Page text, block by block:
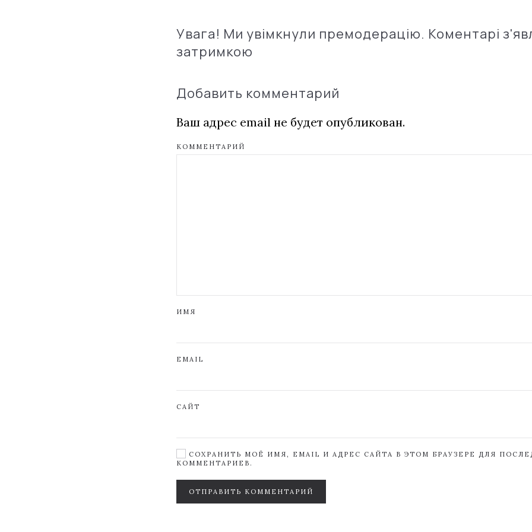
Увага! Ми увімкнули премодерацію. Коментарі
затримкою
Добавить комментарий
Ваш адрес email не будет опубликован.
КОММЕНТАРИЙ
ИМЯ
EMAIL
САЙТ
СОХРАНИТЬ МОЁ ИМЯ, EMAIL И АДРЕС САЙТА В ЭТОМ БРАУЗЕРЕ ДЛЯ
КОММЕНТАРИЕВ.
ОТПРАВИТЬ КОММЕНТАРИЙ